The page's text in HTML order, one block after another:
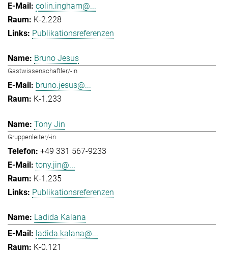
colin.ingham@...
K-2.228
Publikationsreferenzen
Bruno Jesus
Gastwissenschaftler/-in
bruno.jesus@...
K-1.233
Tony Jin
Gruppenleiter/-in
+49 331 567-9233
tony.jin@...
K-1.235
Publikationsreferenzen
Ladida Kalana
ladida.kalana@...
K-0.121